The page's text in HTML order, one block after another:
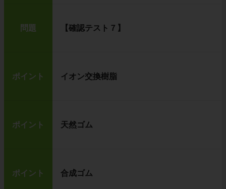
問題 【確認テスト７】
ポイント イオン交換樹脂
ポイント 天然ゴム
ポイント 合成ゴム